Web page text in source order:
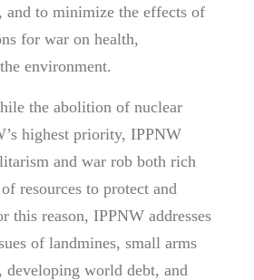
to minimize the effects of
for war on health,
environment.
the abolition of nuclear
highest priority, IPPNW
and war rob both rich
resources to protect and
this reason, IPPNW addresses
of landmines, small arms
developing world debt, and